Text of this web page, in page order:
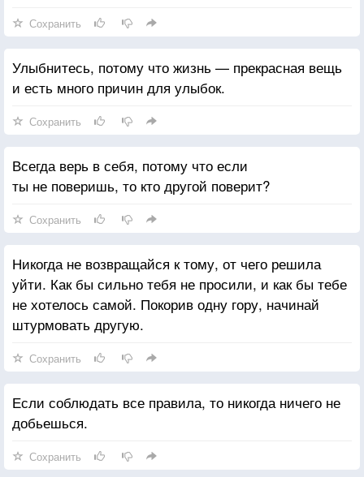
Сохранить
Улыбнитесь, потому что жизнь — прекрасная вещь
и есть много причин для улыбок.
Сохранить
Всегда верь в себя, потому что если
ты не поверишь, то кто другой поверит?
Сохранить
Никогда не возвращайся к тому, от чего решила
уйти. Как бы сильно тебя не просили, и как бы тебе
не хотелось самой. Покорив одну гору, начинай
штурмовать другую.
Сохранить
Если соблюдать все правила, то никогда ничего не
добьешься.
Сохранить